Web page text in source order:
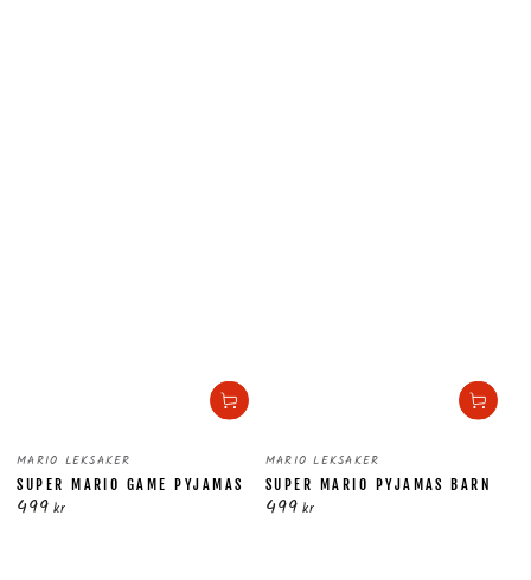
Säljare:
MARIO LEKSAKER
SUPER MARIO GAME PYJAMAS
Ordinarie
499 kr
Säljare:
MARIO LEKSAKER
SUPER MARIO PYJAMAS BARN
Ordinarie
499 kr